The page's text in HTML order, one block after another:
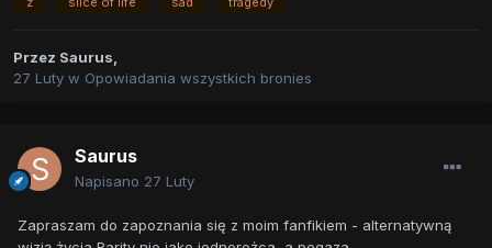
Przez Saurus,
27 Luty w Opowiadania wszystkich bronies
Saurus
Napisano 27 Luty
Zapraszam do zapoznania się z moim fanfikiem - alternatywną